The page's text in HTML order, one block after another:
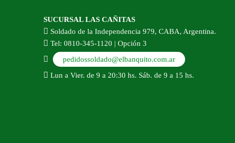
SUCURSAL LAS CAÑITAS
Soldado de la Independencia 979, CABA, Argentina.
Tel: 0810-345-1120 | Opción 3
pedidossoldado@elbanquito.com.ar
Lun a Vier. de 9 a 20:30 hs. Sáb. de 9 a 15 hs.